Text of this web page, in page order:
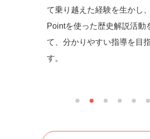
て乗り越えた経験を生かし
Pointを使った歴史解説活動
て、分かりやすい指導を目
す。